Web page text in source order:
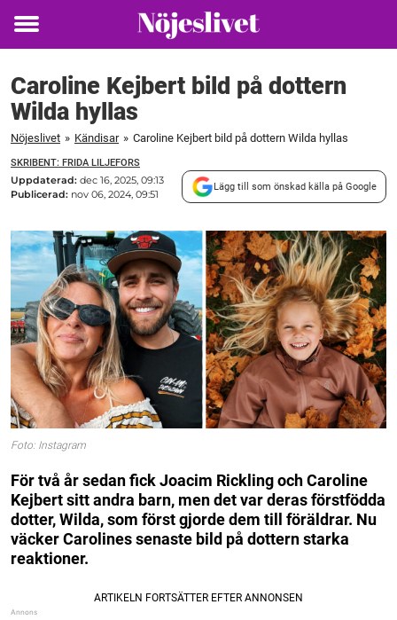
Toggle
Caroline Kejbert bild på dottern
Wilda hyllas
Nöjeslivet » Kändisar » Caroline Kejbert bild på dottern Wilda hyllas
SKRIBENT: FRIDA LILJEFORS
Uppdaterad: dec 16, 2025, 09:13
Publicerad: nov 06, 2024, 09:51
Lägg till som önskad källa på Google
Foto: Instagram
För två år sedan fick Joacim Rickling och Caroline
Kejbert sitt andra barn, men det var deras förstfödda
dotter, Wilda, som först gjorde dem till föräldrar. Nu
väcker Carolines senaste bild på dottern starka
reaktioner.